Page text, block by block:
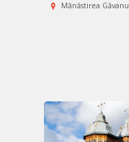
Mănăstirea Găvanu